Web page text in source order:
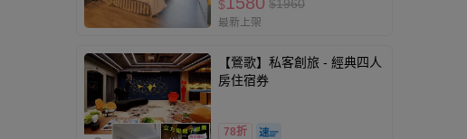
$ $1960
最新上架
【鶯歌】私客創旅 - 經典四人
房住宿券
78折